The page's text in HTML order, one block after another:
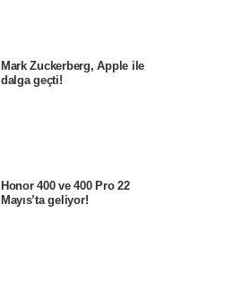
Mark Zuckerberg, Apple ile
dalga geçti!
Honor 400 ve 400 Pro 22
Mayıs’ta geliyor!